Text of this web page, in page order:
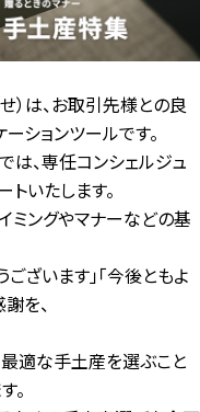
）は、お取引先様との良
ションツールです。
は、専任コンシェルジュ
いたします。
ミングやマナーなどの基
ざいます」「今後ともよ
を、
適な手土産を選ぶこと
。